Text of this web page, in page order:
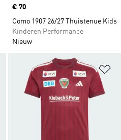
Price
€ 70
Como 1907 26/27 Thuistenue Kids
Kinderen Performance
Nieuw
Op verlanglijst zetten